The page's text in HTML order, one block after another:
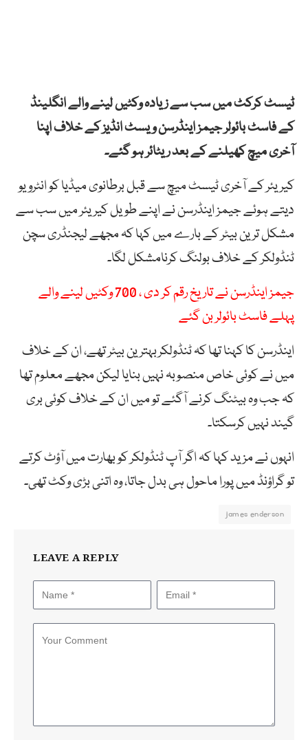
ٹیسٹ کرکٹ میں سب سے زیادہ وکٹیں لینے والے انگلینڈ
کے فاسٹ بائولر جیمز اینڈرسن ویسٹ انڈیز کے خلاف اپنا
آخری میچ کھیلنے کے بعد ریٹائر ہو گئے۔
کیریئر کے آخری ٹیسٹ میچ سے قبل برطانوی میڈیا کو انٹرویو
دیتے ہوئے جیمز اینڈرسن نے اپنے طویل کیریئر میں سب سے
مشکل ترین بیٹر کے بارے میں کہا کہ مجھے لیجنڈری سچن
ٹنڈولکر کے خلاف بولنگ کرنامشکل لگا۔
جیمز اینڈرسن نے تاریخ رقم کر دی ، 700 وکٹیں لینے والے
پہلے فاسٹ بائولر بن گئے
اینڈرسن کا کہنا تھا کہ ٹنڈولکربہترین بیٹر تھے، ان کے خلاف
میں نے کوئی خاص منصوبہ نہیں بنایا لیکن مجھے معلوم تھا
کہ جب وہ بیٹنگ کرنے آگئے تو میں ان کے خلاف کوئی بری
گیند نہیں کرسکتا۔
انہوں نے مزید کہا کہ اگر آپ ٹنڈولکر کو بھارت میں آؤٹ کرتے
تو گراؤنڈ میں پورا ماحول ہی بدل جاتا، وہ اتنی بڑی وکٹ تھی۔
james enderson
LEAVE A REPLY